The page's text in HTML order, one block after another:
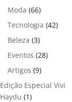
Moda (66)
Tecnologia (42)
Beleza (3)
Eventos (28)
Artigos (9)
Edição Especial Vivi
Haydu (1)